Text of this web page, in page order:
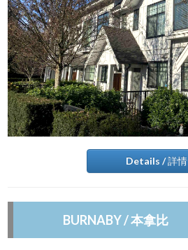
Details / 詳情
BURNABY / 本拿比